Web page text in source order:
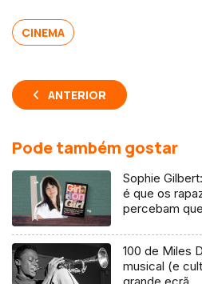
CINEMA
ANTERIOR
Pode também gostar
Sophie
é que os
percebam
100 de Miles
musical (e